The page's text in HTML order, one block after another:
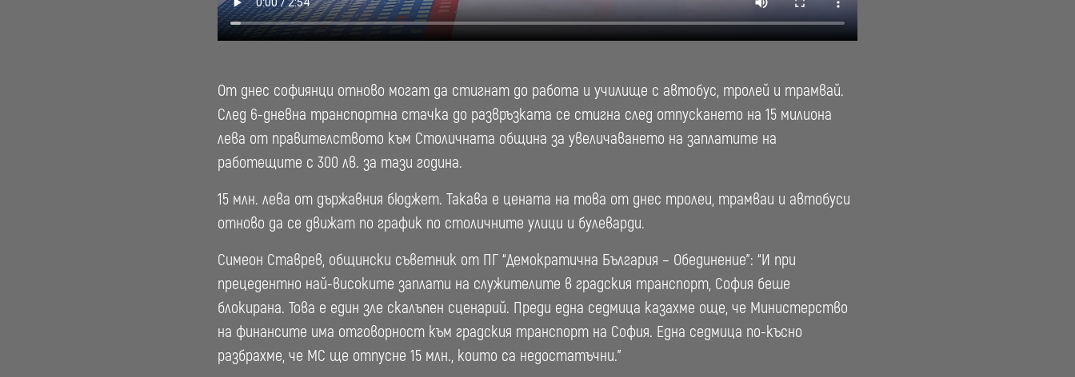
От днес софиянци отново могат да стигнат до работа и училище с автобус, тролей и трамвай.
След 6-дневна транспортна стачка до развръзката се стигна след отпускането на 15 милиона
лева от правителството към Столичната община за увеличаването на заплатите на
работещите с 300 лв. за тази година.
15 млн. лева от държавния бюджет. Такава е цената на това от днес тролеи, трамваи и автобуси
отново да се движат по график по столичните улици и булеварди.
Симеон Ставрев, общински съветник от ПГ “Демократична България – Обединение”: “И при
прецедентно най-високите заплати на служителите в градския транспорт, София беше
блокирана. Това е един зле скалъпен сценарий. Преди една седмица казахме още, че Министерство
на финансите има отговорност към градския транспорт на София. Една седмица по-късно
разбрахме, че МС ще отпусне 15 млн., които са недостатъчни.”